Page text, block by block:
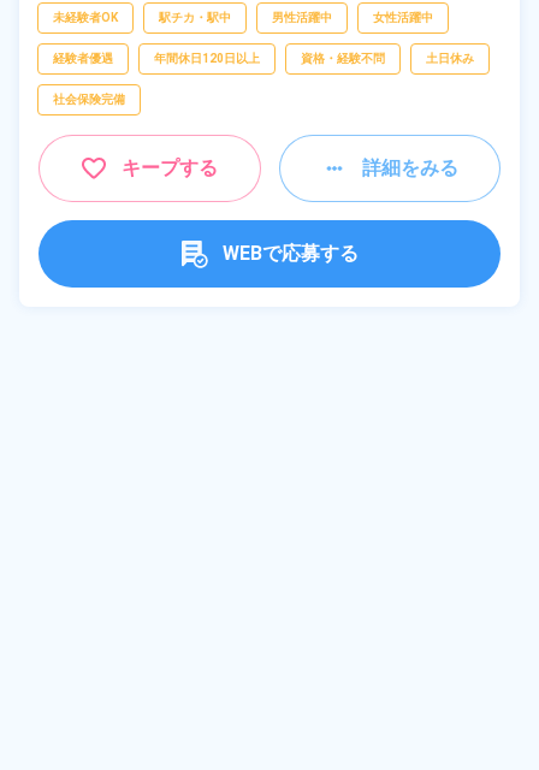
未経験者OK 駅チカ・駅中 男性活躍中 女性活躍中
経験者優遇 年間休日120日以上 資格・経験不問 土日休み
社会保険完備
キープする 詳細をみる
WEBで応募する